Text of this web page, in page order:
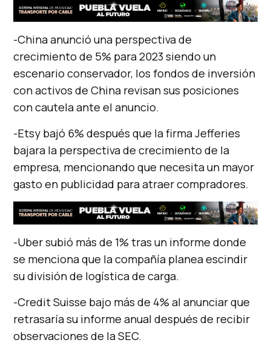
-China anunció una perspectiva de
crecimiento de 5% para 2023 siendo un
escenario conservador, los fondos de inversión
con activos de China revisan sus posiciones
con cautela ante el anuncio.
-Etsy bajó 6% después que la firma Jefferies
bajara la perspectiva de crecimiento de la
empresa, mencionando que necesita un mayor
gasto en publicidad para atraer compradores.
-Uber subió más de 1% tras un informe donde
se menciona que la compañía planea escindir
su división de logística de carga.
-Credit Suisse bajo más de 4% al anunciar que
retrasaría su informe anual después de recibir
observaciones de la SEC.